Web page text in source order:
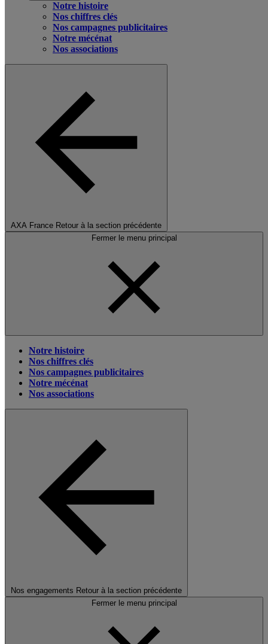
Notre histoire
Nos chiffres clés
Nos campagnes publicitaires
Notre mécénat
Nos associations
AXA France Retour à la section précédente
Fermer le menu principal
Notre histoire
Nos chiffres clés
Nos campagnes publicitaires
Notre mécénat
Nos associations
Nos engagements Retour à la section précédente
Fermer le menu principal